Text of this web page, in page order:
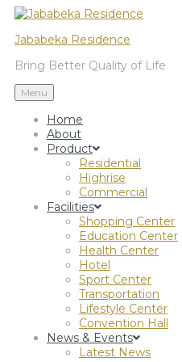
Jababeka Residence
Bring Better Quality of Life
Menu
Home
About
Product
Residential
Highrise
Commercial
Facilities
Shopping Center
Education Center
Health Center
Hotel
Sport Center
Transportation
Lifestyle Center
Convention Hall
News & Events
Latest News